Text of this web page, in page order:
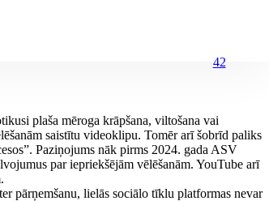
42
plaša mēroga krāpšana, viltošana vai
saistītu videoklipu. Tomēr arī šobrīd paliks
Paziņojums nāk pirms 2024. gada ASV
par iepriekšējām vēlēšanām. YouTube arī
pārņemšanu, lielās sociālo tīklu platformas nevar